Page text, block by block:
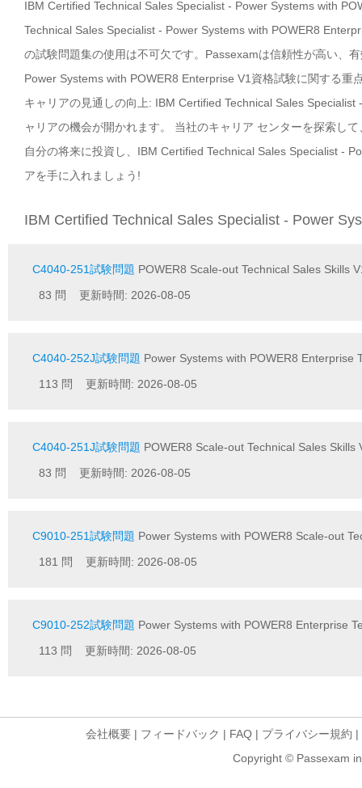
IBM Certified Technical Sales Specialist - Power Systems with
Technical Sales Specialist - Power Systems with POWER8
の試験問題集の使用は不可欠です。Passexamは信頼性が高い、
Power Systems with POWER8 Enterprise V1資格試験に関する重
キャリアの見通しの向上: IBM Certified Technical Sales
ャリアの機会が開かれます。 当社のキャリア センターを探索し
自分の将来に投資し、IBM Certified Technical Sales Specialist -
アを手に入れましょう!
IBM Certified Technical Sales Specialist - Power
C4040-251試験問題 POWER8 Scale-out Technical Sales Skills
83 問 更新時間: 2026-08-05
C4040-252J試験問題 Power Systems with POWER8 Enterprise
113 問 更新時間: 2026-08-05
C4040-251J試験問題 POWER8 Scale-out Technical Sales Skills
83 問 更新時間: 2026-08-05
C9010-251試験問題 Power Systems with POWER8 Scale-out
181 問 更新時間: 2026-08-05
C9010-252試験問題 Power Systems with POWER8 Enterprise
113 問 更新時間: 2026-08-05
会社概要 | フィードバック | FAQ | プライバシー規約 |
Copyright © Passexam